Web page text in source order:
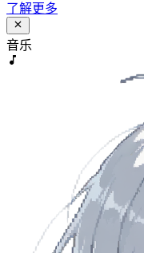
了解更多
音乐